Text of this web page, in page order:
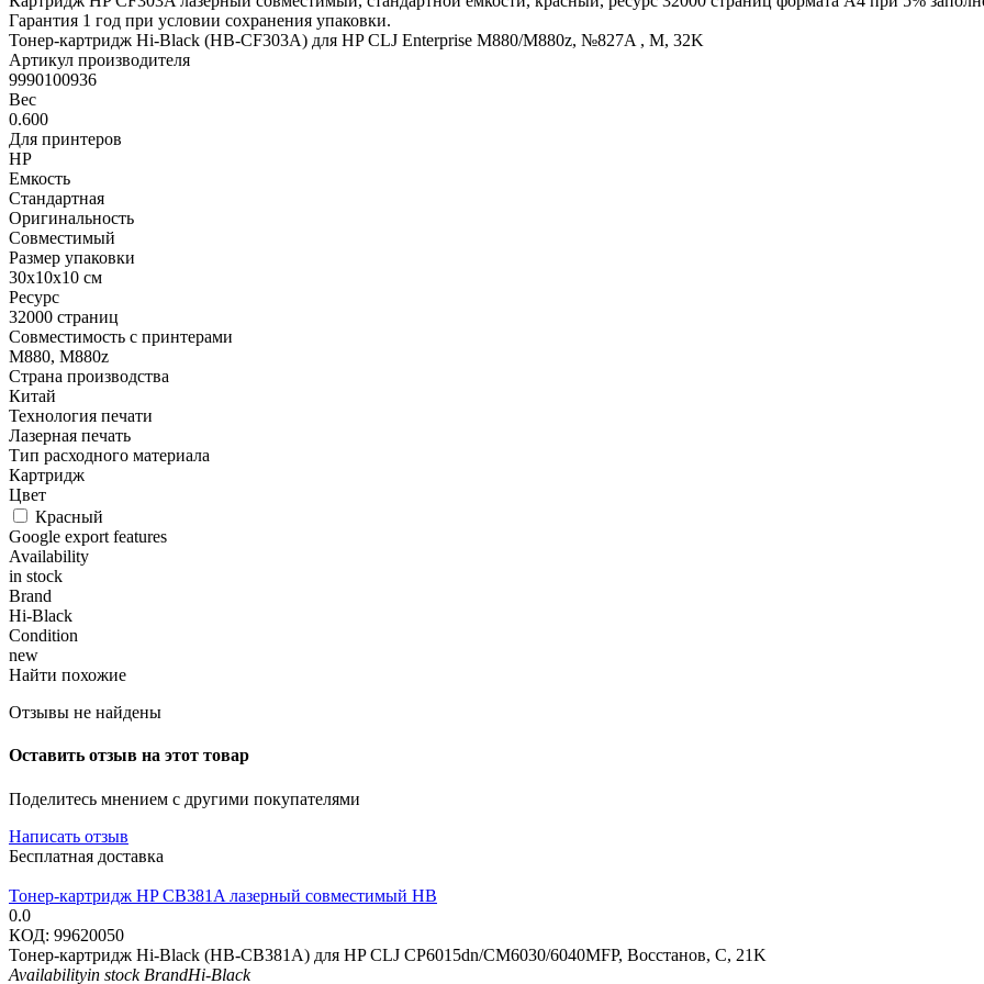
Гарантия 1 год при условии сохранения упаковки.
Тонер-картридж Hi-Black (HB-CF303A) для HP CLJ Enterprise M880/M880z, №827A , M, 32K
Артикул производителя
9990100936
Вес
0.600
Для принтеров
HP
Емкость
Стандартная
Оригинальность
Совместимый
Размер упаковки
30x10x10 см
Ресурс
32000 страниц
Совместимость с принтерами
M880, M880z
Страна производства
Китай
Технология печати
Лазерная печать
Тип расходного материала
Картридж
Цвет
Красный
Google export features
Availability
in stock
Brand
Hi-Black
Condition
new
Найти похожие
Отзывы не найдены
Оставить отзыв на этот товар
Поделитесь мнением с другими покупателями
Написать отзыв
Бесплатная доставка
Тонер-картридж HP CB381A лазерный совместимый HB
0.0
КОД: 99620050
Тонер-картридж Hi-Black (HB-CB381A) для HP CLJ CP6015dn/CM6030/6040MFP, Восстанов, C, 21K
Availabilityin stock BrandHi-Black